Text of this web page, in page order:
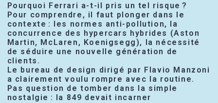
Pourquoi Ferrari a-t-il pris un tel risque ?
Pour comprendre, il faut plonger dans le
contexte : les normes anti-pollution, la
concurrence des hypercars hybrides (Aston
Martin, McLaren, Koenigsegg), la nécessité
de séduire une nouvelle génération de
clients.
Le bureau de design dirigé par Flavio Manzoni
a clairement voulu rompre avec la routine.
Pas question de tomber dans la simple
nostalgie : la 849 devait incarner